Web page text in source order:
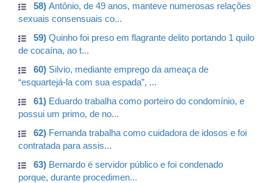
58) Antônio, de 49 anos, manteve numerosas relações
sexuais consensuais co...
59) Quinho foi preso em flagrante delito portando 1 quilo
de cocaína, ao t...
60) Silvio, mediante emprego da ameaça de
“esquartejá-la com sua espada”, ...
61) Eduardo trabalha como porteiro do condomínio, e
possui um primo, de no...
62) Fernanda trabalha como cuidadora de idosos e foi
contratada para assis...
63) Bernardo é servidor público e foi condenado
porque, durante procedimen...